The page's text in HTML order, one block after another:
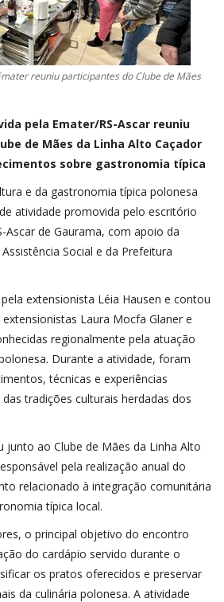
reuniu participantes do Clube de Mães
pela Emater/RS-Ascar reuniu
de Mães da Linha Alto Caçador
sobre gastronomia típica
e da gastronomia típica polonesa
atividade promovida pelo escritório
Ascar de Gaurama, com apoio da
Social e da Prefeitura
extensionista Léia Hausen e contou
Laura Mocfa Glaner e
regionalmente pela atuação
Durante a atividade, foram
técnicas e experiências
tradições culturais herdadas dos
junto ao Clube de Mães da Linha Alto
pela realização anual do
relacionado à integração comunitária
típica local.
o principal objetivo do encontro
do cardápio servido durante o
os pratos oferecidos e preservar
da culinária polonesa. A atividade